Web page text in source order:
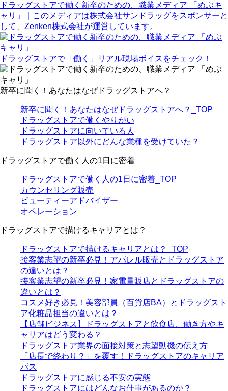
ドラッグストアで働く新卒のための、職業メディア 「めぶキ
ャリ」｜このメディアは株式会社サンドラッグをスポンサーと
して、Zenken株式会社が運営しています。
ドラッグストアで「働く」リアル現場ボイスをチェック！
新卒に聞く！あなたはなぜドラッグストアへ？
新卒に聞く！あなたはなぜドラッグストアへ？_TOP
ドラッグストアで働くやりがい
ドラッグストアに向いている人
ドラッグストア以外にどんな業種を受けていた？
ドラッグストアで働く人の1日に密着
ドラッグストアで働く人の1日に密着_TOP
カウンセリング販売
ビューティーアドバイザー
オペレーション
ドラッグストアで描けるキャリアとは？
ドラッグストアで描けるキャリアとは？_TOP
接客業志望の新卒必見！アパレル販売とドラッグストア
の違いとは？
接客業志望の新卒必見！家電量販店とドラッグストアの
違いとは？
コスメ好き必見！美容部員（百貨店BA）とドラッグスト
ア化粧品担当の違いとは？
【店舗ビジネス】ドラッグストアと飲食店、働き方やキ
ャリアはどう変わる？
ドラッグストア業界の面接対策と志望動機の伝え方
「店長で終わり？」を覆す！ドラッグストアのキャリア
パス
ドラッグストアに感じる不安の実態
ドラッグストアにはどんなお仕事があるのか？